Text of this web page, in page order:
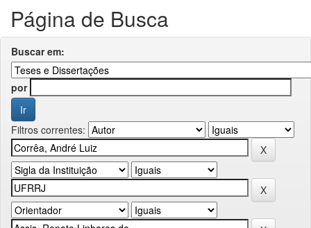
Página de Busca
Buscar em:
por
Filtros correntes: